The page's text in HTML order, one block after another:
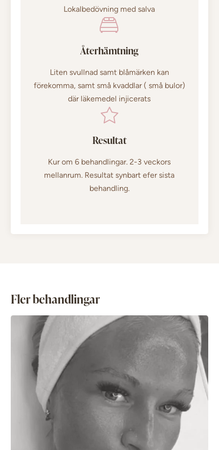
Lokalbedövning med salva
Återhämtning
Liten svullnad samt blåmärken kan
förekomma, samt små kvaddlar ( små bulor)
där läkemedel injicerats
Resultat
Kur om 6 behandlingar. 2-3 veckors
mellanrum. Resultat synbart efer sista
behandling.
Fler behandlingar